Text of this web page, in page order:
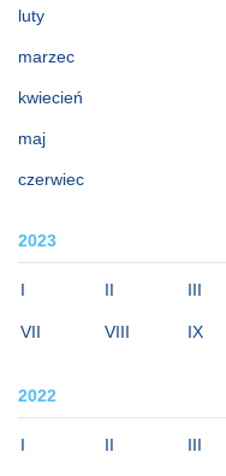
luty
marzec
kwiecień
maj
czerwiec
2023
I II III
VII VIII IX
2022
I II III